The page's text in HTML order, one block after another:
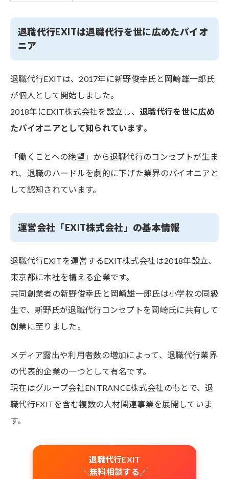
退職代行EXITは退職代行を世に広めたパイオ
ニア
退職代行EXITは、2017年に新野俊幸氏と岡崎雄一郎氏
が個人として開始しました。
2018年にEXIT株式会社を設立し、 退職代行を世に広め
たパイオニアとして知られています。
「働くことへの絶望」から退職代行のコンセプトが生ま
れ、退職のハードルを劇的に下げた業界のパイオニアと
して認知されています。
運営会社「EXIT株式会社」の基本情報
退職代行EXITを運営するEXIT株式会社は2018年設立、
東京都に本社を構える企業です。
共同創業者の新野俊幸氏と岡崎雄一郎氏は小学校の同級
生で、新野氏が退職代行コンセプトを岡崎氏に共有して
創業に至りました。
メディア露出や利用者数の増加によって、退職代行業界
の代表的企業の一つとして有名です。
現在はグループ会社ENTRANCE株式会社のもとで、退
職代行EXITを含む複数の人材関連事業を展開していま
す。
退職代行EXIT
＼無料相談する／